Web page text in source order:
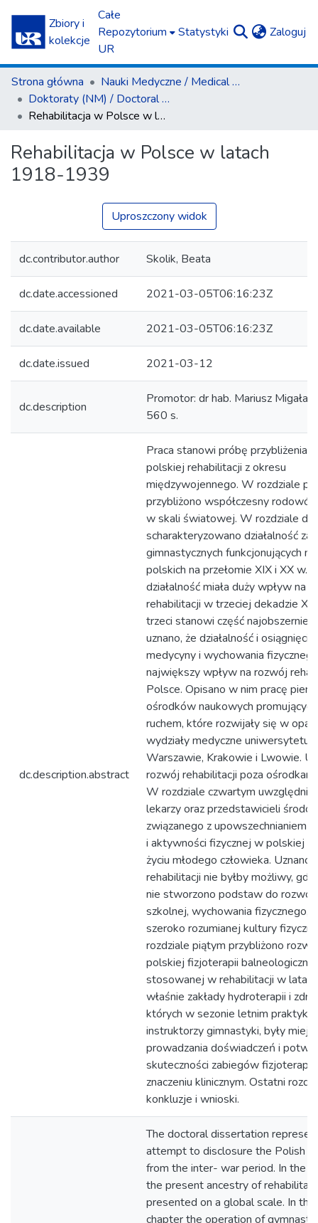
Zbiory i
kolekcje
Całe
Repozytorium
UR
Statystyki Zaloguj
Strona główna
Nauki Medyczne / Medical Sciences
Doktoraty (NM) / Doctoral Theses (MS)
Rehabilitacja w Polsce w latach 1918-1939
Rehabilitacja w Polsce w latach
1918-1939
Uproszczony widok
dc.contributor.author Skolik, Beata
dc.date.accessioned 2021-03-05T06:16:23Z
dc.date.available 2021-03-05T06:16:23Z
dc.date.issued 2021-03-12
dc.description
Promotor: dr hab. Mariusz Migała,
560 s.
dc.description.abstract
Praca stanowi próbę przybliżenia
polskiej rehabilitacji z okresu
międzywojennego. W rozdziale
przybliżono współczesny
w skali światowej. W rozdziale
scharakteryzowano działalność
gimnastycznych funkcjonujących
polskich na przełomie XIX i XX w.
działalność miała duży wpływ na
rehabilitacji w trzeciej dekadzie XX
trzeci stanowi część
uznano, że działalność i
medycyny i wychowania
największy wpływ na rozwój
Polsce. Opisano w nim pracę
ośrodków naukowych
ruchem, które rozwijały się w
wydziały medyczne uniwersytetu
Warszawie, Krakowie i Lwowie.
rozwój rehabilitacji poza
W rozdziale czwartym
lekarzy oraz przedstawicieli
związanego z upowszechnianiem
i aktywności fizycznej w polskiej
życiu młodego człowieka.
rehabilitacji nie byłby możliwy,
nie stworzono podstaw do
szkolnej, wychowania fizycznego,
szeroko rozumianej kultury
rozdziale piątym przybliżono
polskiej fizjoterapii balneologicznej
stosowanej w rehabilitacji w
właśnie zakłady hydroterapii i
których w sezonie letnim
instruktorzy gimnastyki, były
prowadzania doświadczeń i
skuteczności zabiegów
znaczeniu klinicznym. Ostatni
konkluzje i wnioski.
The doctoral dissertation
attempt to disclosure the Polish
from the inter- war period. In the
the present ancestry of
presented on a global scale. In
chapter the operation of